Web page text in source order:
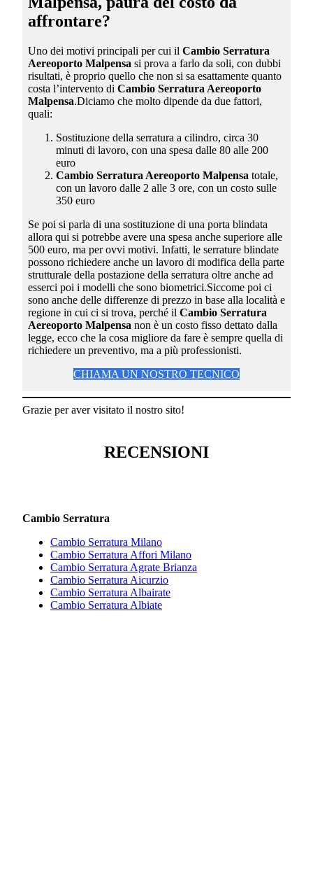
affrontare?
Uno dei motivi principali per cui il Cambio Serratura
Aereoporto Malpensa si prova a farlo da soli, con dubbi
risultati, è proprio quello che non si sa esattamente quanto
costa l’intervento di Cambio Serratura Aereoporto
Malpensa.Diciamo che molto dipende da due fattori,
quali:
Sostituzione della serratura a cilindro, circa 30
minuti di lavoro, con una spesa dalle 80 alle 200
euro
Cambio Serratura Aereoporto Malpensa totale,
con un lavoro dalle 2 alle 3 ore, con un costo sulle
350 euro
Se poi si parla di una sostituzione di una porta blindata
allora qui si potrebbe avere una spesa anche superiore alle
500 euro, ma per ovvi motivi. Infatti, le serrature blindate
possono richiedere anche un lavoro di modifica della parte
strutturale della postazione della serratura oltre anche ad
esserci poi i modelli che sono biometrici.Siccome poi ci
sono anche delle differenze di prezzo in base alla località e
regione in cui ci si trova, perché il Cambio Serratura
Aereoporto Malpensa non è un costo fisso dettato dalla
legge, ecco che la cosa migliore da fare è sempre quella di
richiedere un preventivo, ma a più professionisti.
CHIAMA UN NOSTRO TECNICO
Grazie per aver visitato il nostro sito!
RECENSIONI
Cambio Serratura
Cambio Serratura Milano
Cambio Serratura Affori Milano
Cambio Serratura Agrate Brianza
Cambio Serratura Aicurzio
Cambio Serratura Albairate
Cambio Serratura Albiate